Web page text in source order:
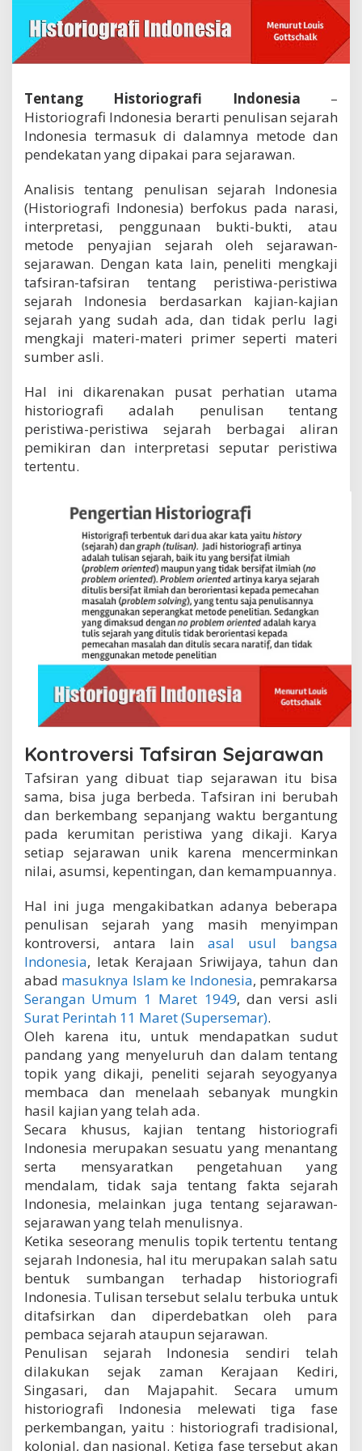
n
d
n
s
a
Tentang Historiografi Indonesia –
Historiografi Indonesia berarti penulisan sejarah
Indonesia termasuk di dalamnya metode dan
pendekatan yang dipakai para sejarawan.
Analisis tentang penulisan sejarah Indonesia
(Historiografi Indonesia) berfokus pada narasi,
interpretasi, penggunaan bukti-bukti, atau
metode penyajian sejarah oleh sejarawan-
sejarawan. Dengan kata lain, peneliti mengkaji
tafsiran-tafsiran tentang peristiwa-peristiwa
sejarah Indonesia berdasarkan kajian-kajian
sejarah yang sudah ada, dan tidak perlu lagi
mengkaji materi-materi primer seperti materi
sumber asli.
Hal ini dikarenakan pusat perhatian utama
historiografi adalah penulisan tentang
peristiwa-peristiwa sejarah berbagai aliran
pemikiran dan interpretasi seputar peristiwa
tertentu.
Kontroversi Tafsiran Sejarawan
Tafsiran yang dibuat tiap sejarawan itu bisa
sama, bisa juga berbeda. Tafsiran ini berubah
dan berkembang sepanjang waktu bergantung
pada kerumitan peristiwa yang dikaji. Karya
setiap sejarawan unik karena mencerminkan
nilai, asumsi, kepentingan, dan kemampuannya.
Hal ini juga mengakibatkan adanya beberapa
penulisan sejarah yang masih menyimpan
kontroversi, antara lain asal usul bangsa
Indonesia, letak Kerajaan Sriwijaya, tahun dan
abad masuknya Islam ke Indonesia, pemrakarsa
Serangan Umum 1 Maret 1949, dan versi asli
Surat Perintah 11 Maret (Supersemar).
Oleh karena itu, untuk mendapatkan sudut
pandang yang menyeluruh dan dalam tentang
topik yang dikaji, peneliti sejarah seyogyanya
membaca dan menelaah sebanyak mungkin
hasil kajian yang telah ada.
Secara khusus, kajian tentang historiografi
Indonesia merupakan sesuatu yang menantang
serta mensyaratkan pengetahuan yang
mendalam, tidak saja tentang fakta sejarah
Indonesia, melainkan juga tentang sejarawan-
sejarawan yang telah menulisnya.
Ketika seseorang menulis topik tertentu tentang
sejarah Indonesia, hal itu merupakan salah satu
bentuk sumbangan terhadap historiografi
Indonesia. Tulisan tersebut selalu terbuka untuk
ditafsirkan dan diperdebatkan oleh para
pembaca sejarah ataupun sejarawan.
Penulisan sejarah Indonesia sendiri telah
dilakukan sejak zaman Kerajaan Kediri,
Singasari, dan Majapahit. Secara umum
historiografi Indonesia melewati tiga fase
perkembangan, yaitu : historiografi tradisional,
kolonial, dan nasional. Ketiga fase tersebut akan